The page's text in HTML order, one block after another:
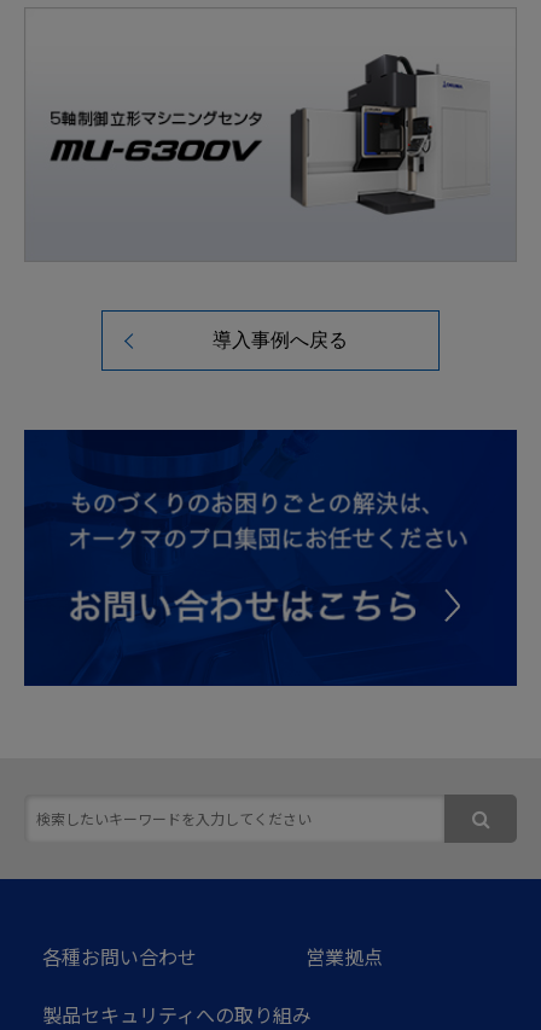
導入事例へ戻る
各種お問い合わせ
営業拠点
製品セキュリティへの取り組み